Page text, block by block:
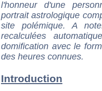
l'honneur d'une
portrait astrologique
site polémique. A
recalculées
domification avec le
des heures connues.
Introduction